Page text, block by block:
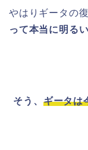
やはりギータの
って本当に明る
そう、 ギータは